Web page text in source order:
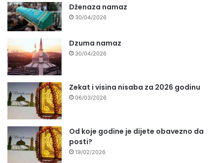
Dženaza namaz
30/04/2026
Dzuma namaz
30/04/2026
Zekat i visina nisaba za 2026 godinu
06/03/2026
Od koje godine je dijete obavezno da
posti?
19/02/2026